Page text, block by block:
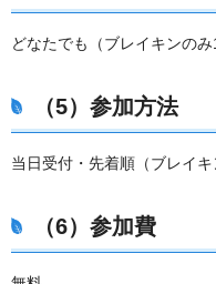
どなたでも（ブレイキンの
（5）参加方法
当日受付・先着順（ブレイキ
（6）参加費